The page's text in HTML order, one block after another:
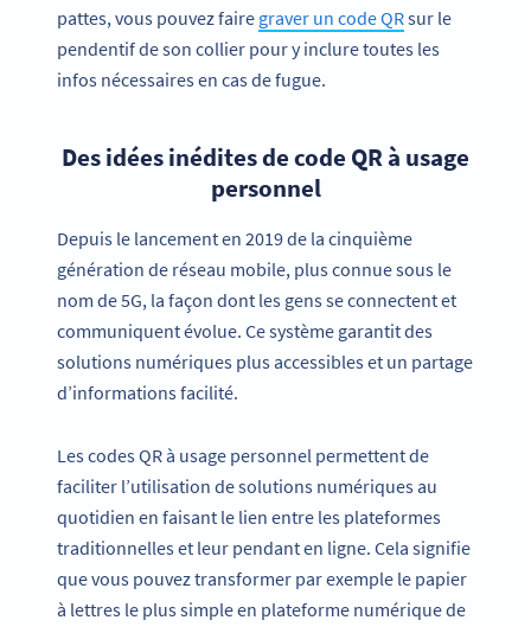
pattes, vous pouvez faire graver un code QRsur le
pendentif de son collier pour y inclure toutes les
infos nécessaires en cas de fugue.
Des idées inédites de code QR à usage
personnel
Depuis le lancement en 2019 de la cinquième
génération de réseau mobile, plus connue sous le
nom de 5G, la façon dont les gens se connectent et
communiquent évolue. Ce système garantit des
solutions numériques plus accessibles et un partage
d’informations facilité.
Les codes QR à usage personnel permettent de
faciliter l’utilisation de solutions numériques au
quotidien en faisant le lien entre les plateformes
traditionnelles et leur pendant en ligne. Cela signifie
que vous pouvez transformer par exemple le papier
à lettres le plus simple en plateforme numérique de